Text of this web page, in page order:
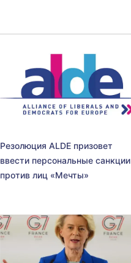
Резолюция ALDE призовет
ввести персональные санкции
против лиц «Мечты»